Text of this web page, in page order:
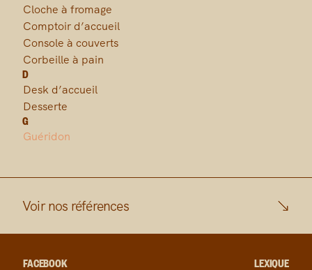
Cloche à fromage
Comptoir d’accueil
Console à couverts
Corbeille à pain
D
Desk d’accueil
Desserte
G
Guéridon
Voir nos références
FACEBOOK
LEXIQUE